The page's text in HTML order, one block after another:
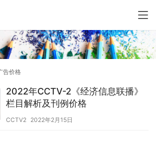
告价格
2022年CCTV-2《经济信息联播》
栏目解析及刊例价格
CCTV2 2022年2月15日